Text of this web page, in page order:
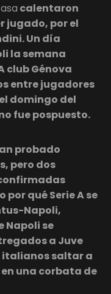
calentaron
jugado, por el
Un día
la semana
club Génova
entre jugadores
domingo del
fue pospuesto.
probado
pero dos
por qué Serie A se
Napoli,
Napoli se
a Juve
italianos saltar a
una corbata de